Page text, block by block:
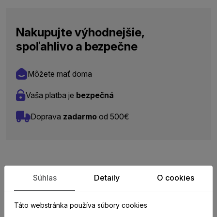
Nakupujte výhodnejšie,
spoľahlivo a bezpečne
Môžete mať doma
Vaša platba je bezpečná
Doprava zadarmo od 500€
Zistite viac o vlastnostiach
produktu
Súhlas Detaily O cookies
Táto webstránka používa súbory cookies